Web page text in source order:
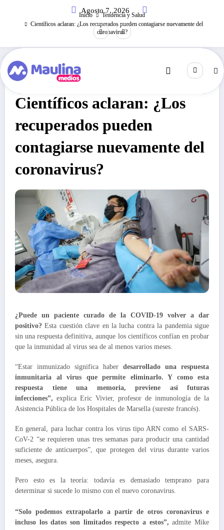
Agosto 7, 2026
Inicio
Tendencia y Salud
Científicos aclaran: ¿Los recuperados pueden contagiarse nuevamente del
coronavirus?
Tendencia Y Salud Visitas
Científicos aclaran: ¿Los
recuperados pueden
contagiarse nuevamente del
coronavirus?
¿Puede un paciente curado de la COVID-19 volver a dar
positivo?Esta cuestión clave en la lucha contra la pandemia sigue
sin una respuesta definitiva, aunque los científicos confían en probar
que la inmunidad al virus sea de al menos varios meses.
“Estar inmunizado significa haber desarrollado una respuesta
inmunitaria al virus que permite eliminarlo. Y como esta
respuesta tiene una memoria, previene así futuras
infecciones”, explica Eric Vivier, profesor de inmunología de la
Asistencia Pública de los Hospitales de Marsella (sureste francés).
En general, para luchar contra los virus tipo ARN como el SARS-
CoV-2 “se requieren unas tres semanas para producir una cantidad
suficiente de anticuerpos”, que protegen del virus durante varios
meses, asegura.
Pero esto es la teoría: todavía es demasiado temprano para
determinar si sucede lo mismo con el nuevo coronavirus.
“Solo podemos extrapolarlo a partir de otros coronavirus e
incluso los datos son limitados respecto a estos”,admite Mike